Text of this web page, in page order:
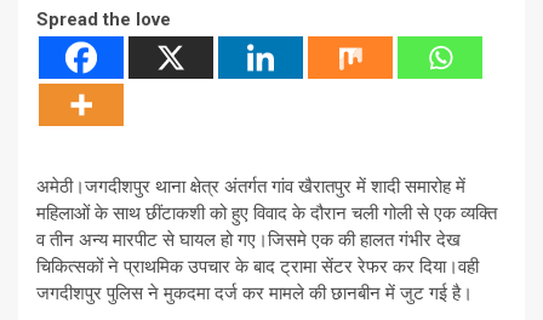
Spread the love
अमेठी।जगदीशपुर थाना क्षेत्र अंतर्गत गांव खैरातपुर में शादी समारोह में
महिलाओं के साथ छींटाकशी को हुए विवाद के दौरान चली गोली से एक व्यक्ति
व तीन अन्य मारपीट से घायल हो गए।जिसमे एक की हालत गंभीर देख
चिकित्सकों ने प्राथमिक उपचार के बाद ट्रामा सेंटर रेफर कर दिया।वही
जगदीशपुर पुलिस ने मुकदमा दर्ज कर मामले की छानबीन में जुट गई है।